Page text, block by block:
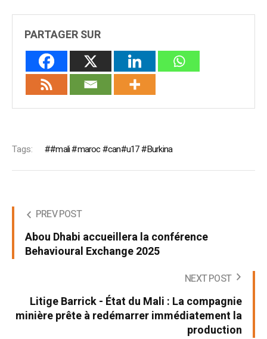
PARTAGER SUR
Tags: #mali #maroc #can#u17 #Burkina
PREV POST
Abou Dhabi accueillera la conférence
Behavioural Exchange 2025
NEXT POST
Litige Barrick - État du Mali : La compagnie
minière prête à redémarrer immédiatement la
production